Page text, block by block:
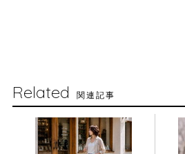
Related 関連記事